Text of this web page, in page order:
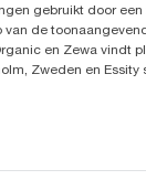
gebruikt door
van de
en Zewa vindt
Zweden en